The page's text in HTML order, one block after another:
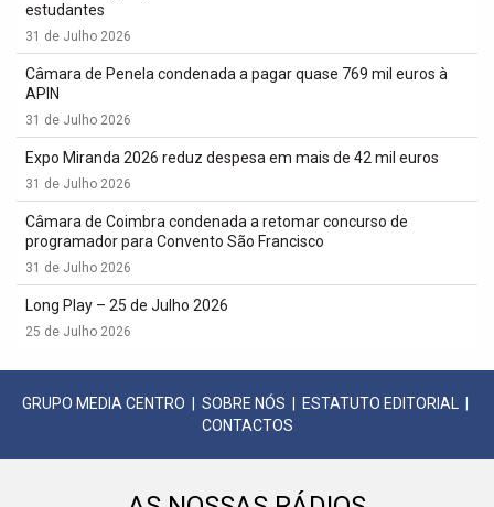
estudantes
31 de Julho 2026
Câmara de Penela condenada a pagar quase 769 mil euros à
APIN
31 de Julho 2026
Expo Miranda 2026 reduz despesa em mais de 42 mil euros
31 de Julho 2026
Câmara de Coimbra condenada a retomar concurso de
programador para Convento São Francisco
31 de Julho 2026
Long Play – 25 de Julho 2026
25 de Julho 2026
GRUPO MEDIA CENTRO SOBRE NÓS ESTATUTO EDITORIAL
CONTACTOS